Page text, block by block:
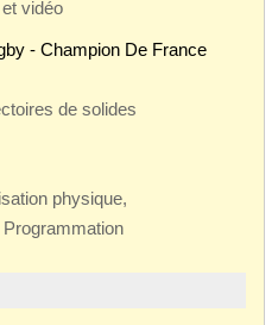
vidéo
- Champion De France
de solides
physique,